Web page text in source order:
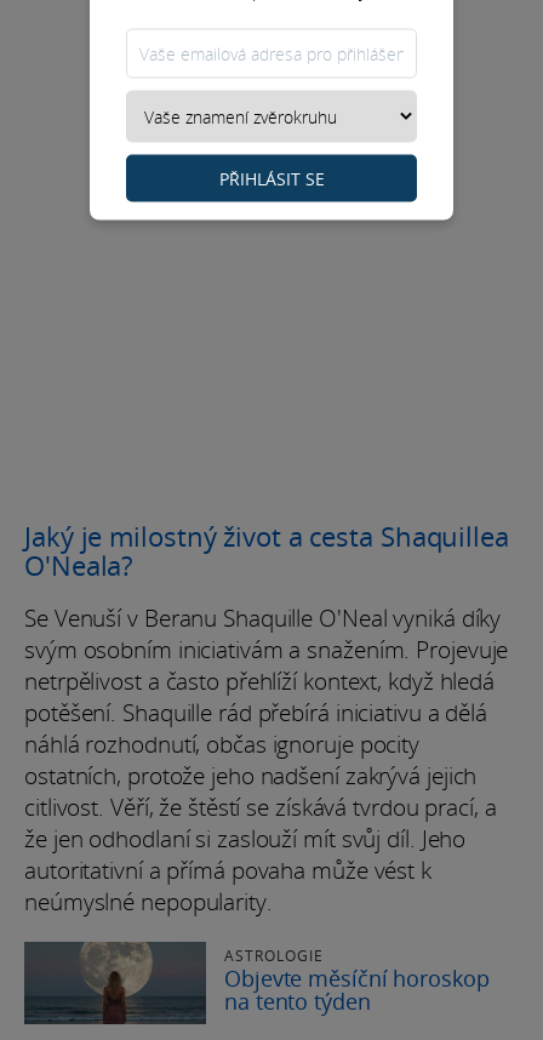
Jaký je milostný život a cesta Shaquillea
O'Neala?
Se Venuší v Beranu Shaquille O'Neal vyniká díky
svým osobním iniciativám a snažením. Projevuje
netrpělivost a často přehlíží kontext, když hledá
potěšení. Shaquille rád přebírá iniciativu a dělá
náhlá rozhodnutí, občas ignoruje pocity
ostatních, protože jeho nadšení zakrývá jejich
citlivost. Věří, že štěstí se získává tvrdou prací, a
že jen odhodlaní si zaslouží mít svůj díl. Jeho
autoritativní a přímá povaha může vést k
neúmyslné nepopularity.
ASTROLOGIE
Objevte měsíční horoskop
na tento týden
PŘIHLÁSIT SE